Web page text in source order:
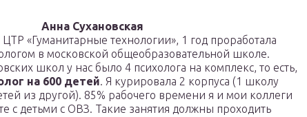
Анна Сухановская
«Гуманитарные технологии», 1 год проработала
в московской общеобразовательной школе.
школ у нас было 4 психолога на комплекс, то есть,
на 600 детей. Я курировала 2 корпуса (1 школу
из другой). 85% рабочего времени я и мои коллеги
с детьми с ОВЗ. Такие занятия должны проходить